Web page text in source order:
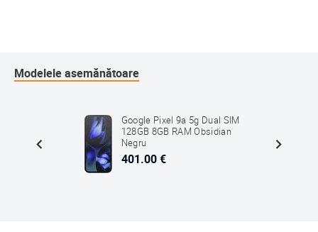
Modelele asemănătoare
Google Pixel 9a 5g Dual SIM
128GB 8GB RAM Obsidian
Negru
401.00 €